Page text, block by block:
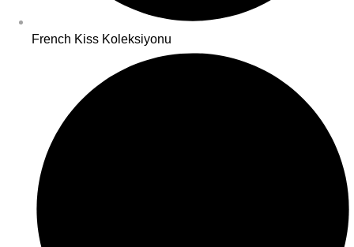
French Kiss Koleksiyonu